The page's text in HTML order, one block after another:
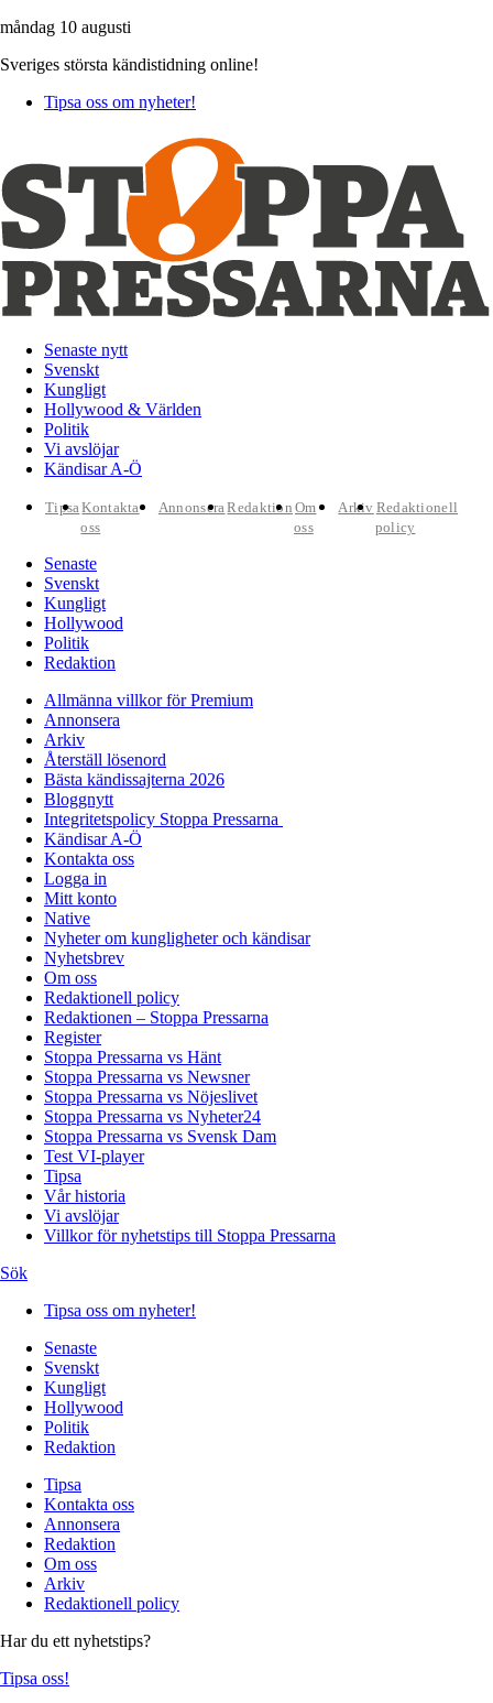
måndag 10 augusti
Sveriges största kändistidning online!
Tipsa oss om nyheter!
Senaste nytt
Svenskt
Kungligt
Hollywood & Världen
Politik
Vi avslöjar
Kändisar A-Ö
TipsaKontakta
oss
AnnonseraRedaktion Om
oss
Arkiv Redaktionell
policy
Senaste
Svenskt
Kungligt
Hollywood
Politik
Redaktion
Allmänna villkor för Premium
Annonsera
Arkiv
Återställ lösenord
Bästa kändissajterna 2026
Bloggnytt
Integritetspolicy Stoppa Pressarna
Kändisar A-Ö
Kontakta oss
Logga in
Mitt konto
Native
Nyheter om kungligheter och kändisar
Nyhetsbrev
Om oss
Redaktionell policy
Redaktionen – Stoppa Pressarna
Register
Stoppa Pressarna vs Hänt
Stoppa Pressarna vs Newsner
Stoppa Pressarna vs Nöjeslivet
Stoppa Pressarna vs Nyheter24
Stoppa Pressarna vs Svensk Dam
Test VI-player
Tipsa
Vår historia
Vi avslöjar
Villkor för nyhetstips till Stoppa Pressarna
Sök
Tipsa oss om nyheter!
Senaste
Svenskt
Kungligt
Hollywood
Politik
Redaktion
Tipsa
Kontakta oss
Annonsera
Redaktion
Om oss
Arkiv
Redaktionell policy
Har du ett nyhetstips?
Tipsa oss!